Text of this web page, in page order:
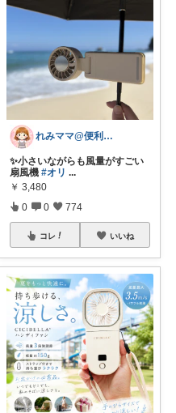
れみママ@便利雑貨¸¸kids
✨小さいながらも風量がすごい
扇風機 #オリ ...
￥ 3,480
0 0 774
コレ いいね